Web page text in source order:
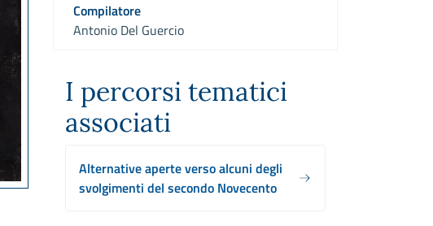
Compilatore
Antonio Del Guercio
I percorsi tematici
associati
Alternative aperte verso alcuni degli
svolgimenti del secondo Novecento